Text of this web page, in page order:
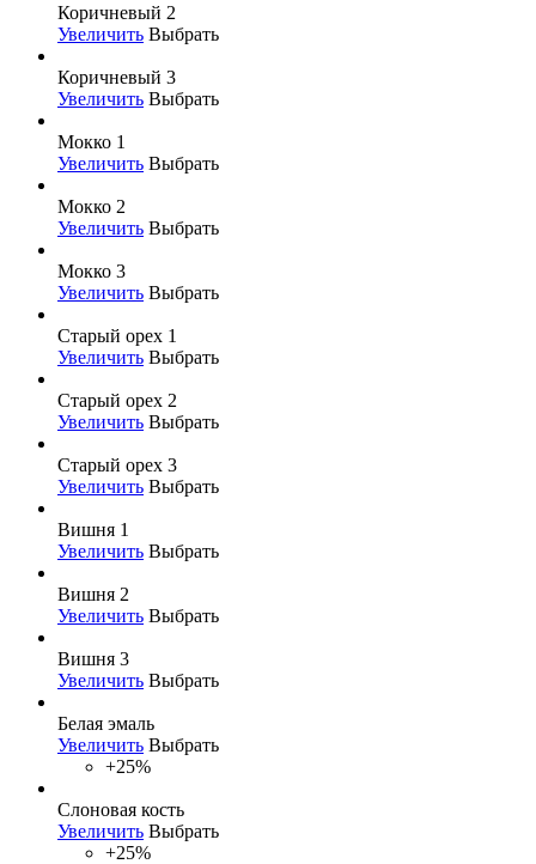
Коричневый 2
Увеличить Выбрать
Коричневый 3
Увеличить Выбрать
Мокко 1
Увеличить Выбрать
Мокко 2
Увеличить Выбрать
Мокко 3
Увеличить Выбрать
Старый орех 1
Увеличить Выбрать
Старый орех 2
Увеличить Выбрать
Старый орех 3
Увеличить Выбрать
Вишня 1
Увеличить Выбрать
Вишня 2
Увеличить Выбрать
Вишня 3
Увеличить Выбрать
Белая эмаль
Увеличить Выбрать
+25%
Слоновая кость
Увеличить Выбрать
+25%